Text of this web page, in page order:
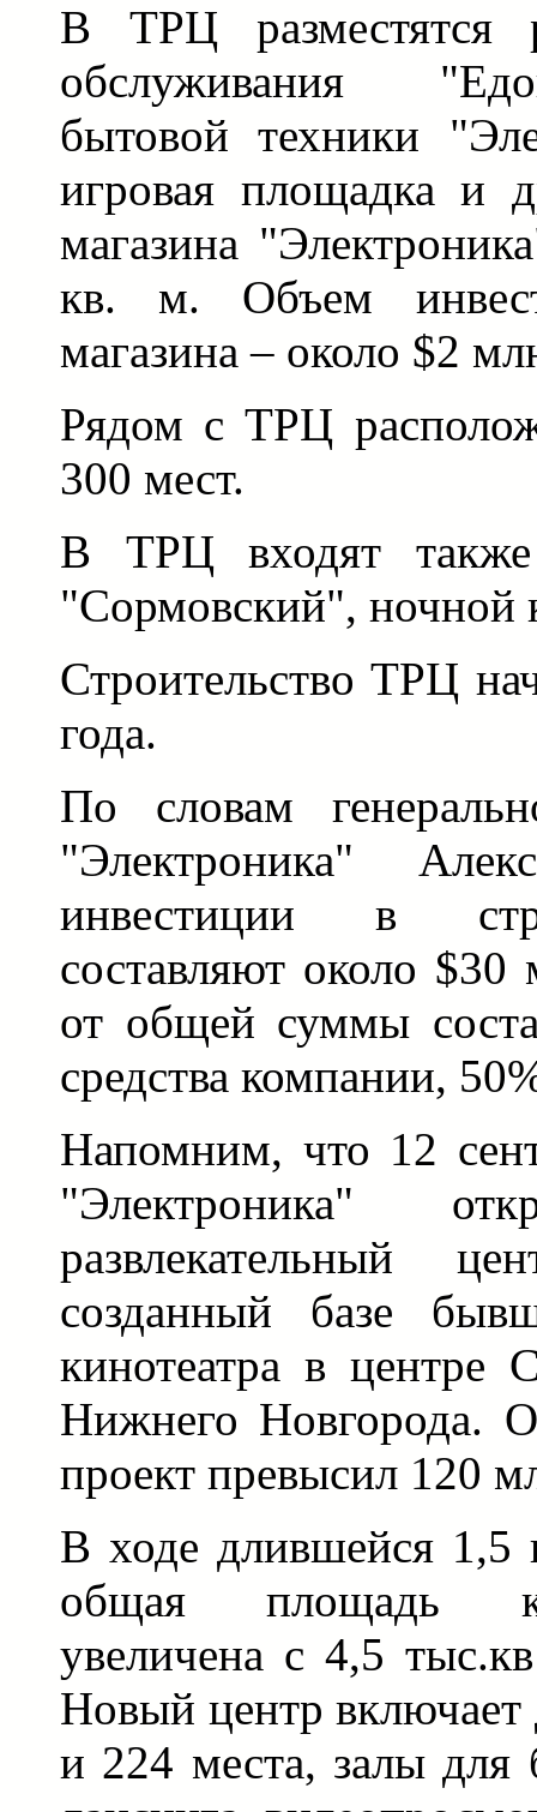
В ТРЦ разместятся
обслуживания
бытовой техники
игровая площадка и
магазина
кв. м. Объем
магазина – около $2
Рядом с ТРЦ
300 мест.
В ТРЦ входят также
"Сормовский",
Строительство ТРЦ
года.
По словам
"Электроника"
инвестиции в
составляют около
от общей суммы
средства компании,
Напомним, что 12
"Электроника"
развлекательный
созданный базе
кинотеатра в центре
Нижнего Новгорода.
проект превысил 120
В ходе длившейся 1,5
общая площадь
увеличена с 4,5
Новый центр включает
и 224 места, залы для